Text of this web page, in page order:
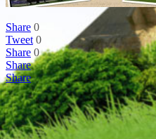
Share 0
Tweet 0
Share 0
Share
Share